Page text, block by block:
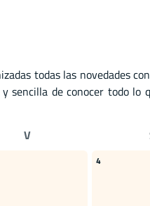
todas las novedades
sencilla de conocer todo
V
4